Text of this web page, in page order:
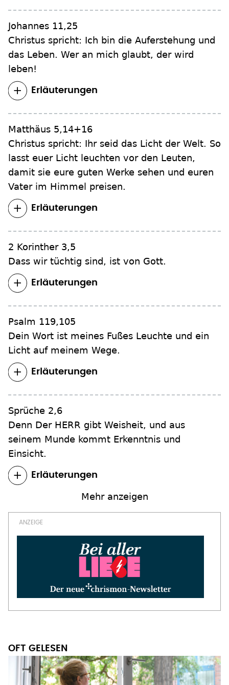
Johannes 11,25
Christus spricht: Ich bin die Auferstehung und
das Leben. Wer an mich glaubt, der wird
leben!
Erläuterungen
Matthäus 5,14+16
Christus spricht: Ihr seid das Licht der Welt. So
lasst euer Licht leuchten vor den Leuten,
damit sie eure guten Werke sehen und euren
Vater im Himmel preisen.
Erläuterungen
2 Korinther 3,5
Dass wir tüchtig sind, ist von Gott.
Erläuterungen
Psalm 119,105
Dein Wort ist meines Fußes Leuchte und ein
Licht auf meinem Wege.
Erläuterungen
Sprüche 2,6
Denn Der HERR gibt Weisheit, und aus
seinem Munde kommt Erkenntnis und
Einsicht.
Erläuterungen
Seitennummerierung
Mehr anzeigen
OFT GELESEN